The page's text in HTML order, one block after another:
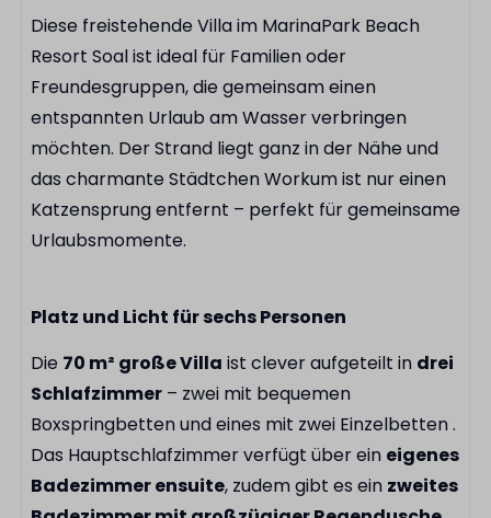
Pfannenset
Kombi-Mikrowelle
Besteck
Kühlschrank
Kühlschrank mit Gefrierfach
Wasserkocher
Kaffeekapselmaschine
Begehbare Regendusche
Außenbereich
Sonnenschirm
Außenterrasse
Diese freistehende Villa im MarinaPark Beach
Resort Soal ist ideal für Familien oder
Freundesgruppen, die gemeinsam einen
entspannten Urlaub am Wasser verbringen
möchten. Der Strand liegt ganz in der Nähe und
das charmante Städtchen Workum ist nur einen
Katzensprung entfernt – perfekt für gemeinsame
Urlaubsmomente.
Platz und Licht für sechs Personen
Die 70 m² große Villa ist clever aufgeteilt in drei
Schlafzimmer – zwei mit bequemen
Boxspringbetten und eines mit zwei Einzelbetten .
Das Hauptschlafzimmer verfügt über ein eigenes
Badezimmer ensuite, zudem gibt es ein zweites